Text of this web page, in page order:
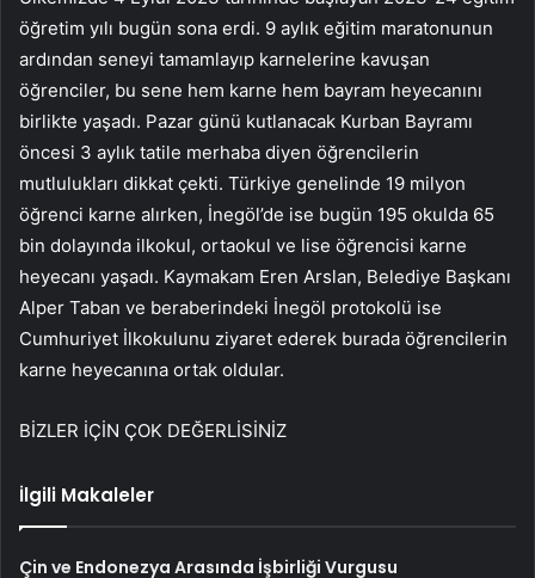
öğretim yılı bugün sona erdi. 9 aylık eğitim maratonunun
ardından seneyi tamamlayıp karnelerine kavuşan
öğrenciler, bu sene hem karne hem bayram heyecanını
birlikte yaşadı. Pazar günü kutlanacak Kurban Bayramı
öncesi 3 aylık tatile merhaba diyen öğrencilerin
mutlulukları dikkat çekti. Türkiye genelinde 19 milyon
öğrenci karne alırken, İnegöl’de ise bugün 195 okulda 65
bin dolayında ilkokul, ortaokul ve lise öğrencisi karne
heyecanı yaşadı. Kaymakam Eren Arslan, Belediye Başkanı
Alper Taban ve beraberindeki İnegöl protokolü ise
Cumhuriyet İlkokulunu ziyaret ederek burada öğrencilerin
karne heyecanına ortak oldular.
BİZLER İÇİN ÇOK DEĞERLİSİNİZ
İlgili Makaleler
Çin ve Endonezya Arasında İşbirliği Vurgusu